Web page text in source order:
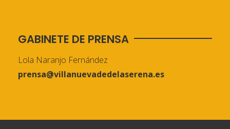
GABINETE DE PRENSA
Lola Naranjo Fernández
prensa@villanuevadedelaserena.es